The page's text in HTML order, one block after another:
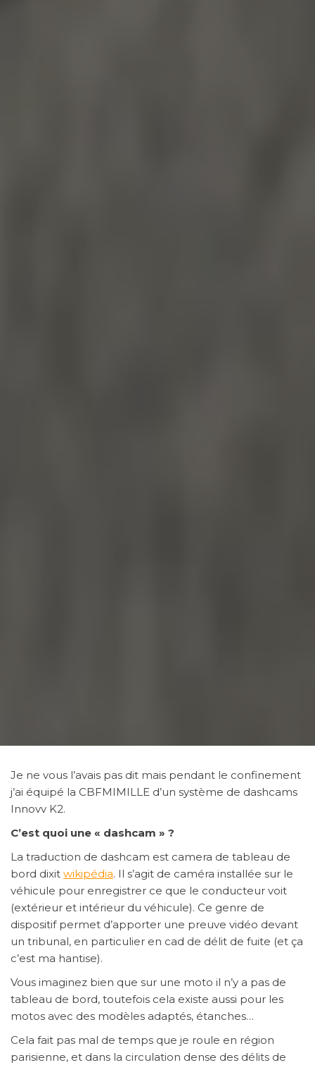
Je ne vous l’avais pas dit mais pendant le confinement
j’ai équipé la CBFMIMILLE d’un système de dashcams
Innovv K2.
C’est quoi une « dashcam » ?
La traduction de dashcam est camera de tableau de
bord dixit wikipédia. Il s’agit de caméra installée sur le
véhicule pour enregistrer ce que le conducteur voit
(extérieur et intérieur du véhicule). Ce genre de
dispositif permet d’apporter une preuve vidéo devant
un tribunal, en particulier en cad de délit de fuite (et ça
c’est ma hantise).
Vous imaginez bien que sur une moto il n’y a pas de
tableau de bord, toutefois cela existe aussi pour les
motos avec des modèles adaptés, étanches…
Cela fait pas mal de temps que je roule en région
parisienne, et dans la circulation dense des délits de